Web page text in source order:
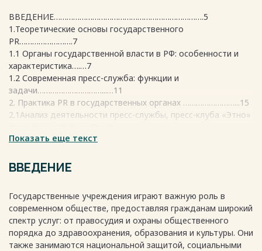
ВВЕДЕНИЕ…………………………………………………………….5
1.Теоретические основы государственного
PR…………………….7
1.1 Органы государственной власти в РФ: особенности и
характеристика….…7
1.2 Современная пресс-служба: функции и
задачи…………………………...…11
2. Практика PR в государственных органах ……………………...15
2.1Анализ деятельности пресс-службы, пресс-клуба «Этно»
Петербурга…………………………………………………………………15
службы,
пресс-клуба «Этно» ……………………………………………………….
ЗАКЛЮЧЕНИЕ ………………………………………………………22
СПИСОК ИСПОЛЬЗУЕМЫХ ИСТОЧНИКОВ…………….……24
ПРИЛОЖЕНИЯ ……………………………………………...……26
Весь текст будет доступенпосле покупки
Показать еще текст
ВВЕДЕНИЕ
Государственные учреждения играют важную роль в
современном обществе, предоставляя гражданам широкий
спектр услуг: от правосудия и охраны общественного
порядка до здравоохранения, образования и культуры. Они
также занимаются национальной защитой, социальными